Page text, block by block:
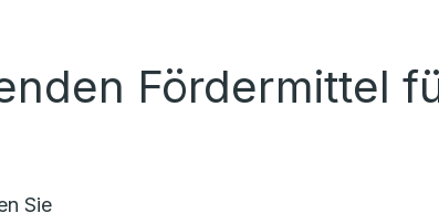
Fördermittel
Sie